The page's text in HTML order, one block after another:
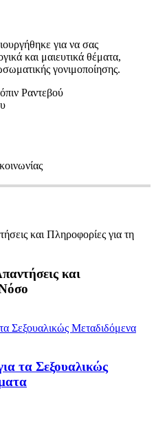
για να σας
και μαιευτικά θέματα,
γονιμοποίησης.
Ραντεβού
και
τα Σεξουαλικώς